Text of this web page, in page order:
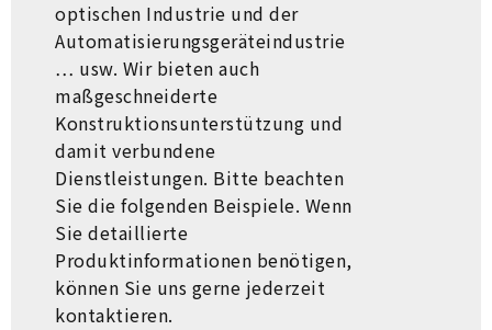
optischen Industrie und der
Automatisierungsgeräteindustrie
… usw. Wir bieten auch
maßgeschneiderte
Konstruktionsunterstützung und
damit verbundene
Dienstleistungen. Bitte beachten
Sie die folgenden Beispiele. Wenn
Sie detaillierte
Produktinformationen benötigen,
können Sie uns gerne jederzeit
kontaktieren.